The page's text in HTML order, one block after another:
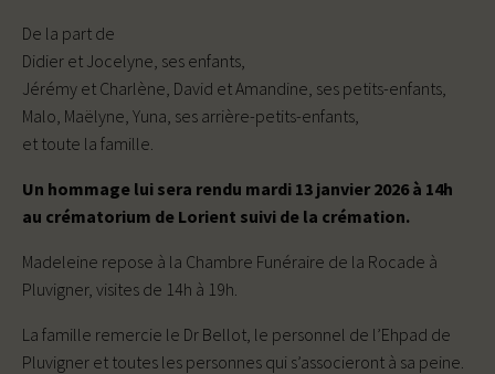
De la part de
Didier et Jocelyne, ses enfants,
Jérémy et Charlène, David et Amandine, ses petits-enfants,
Malo, Maëlyne, Yuna, ses arrière-petits-enfants,
et toute la famille.
Un hommage lui sera rendu mardi 13 janvier 2026 à 14h
au crématorium de Lorient suivi de la crémation.
Madeleine repose à la Chambre Funéraire de la Rocade à
Pluvigner, visites de 14h à 19h.
La famille remercie le Dr Bellot, le personnel de l’Ehpad de
Pluvigner et toutes les personnes qui s’associeront à sa peine.